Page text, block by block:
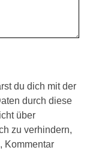
du dich mit der
durch diese
über
zu verhindern,
Kommentar